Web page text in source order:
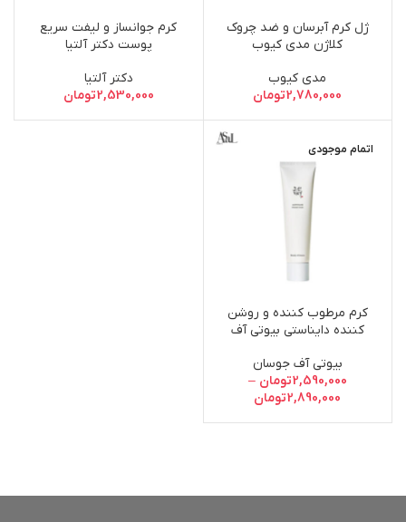
ژل کرم آبرسان و ضد چروک
کلاژن مدی کیوب
مدی کیوب
2,780,000تومان
کرم جوانساز و لیفت سریع
پوست دکتر آلتیا
دکتر آلتیا
2,530,000تومان
اتمام موجودی
کرم مرطوب کننده و روشن
کننده دایناستی بیوتی آف
بیوتی آف جوسان
2,590,000تومان –
2,890,000تومان